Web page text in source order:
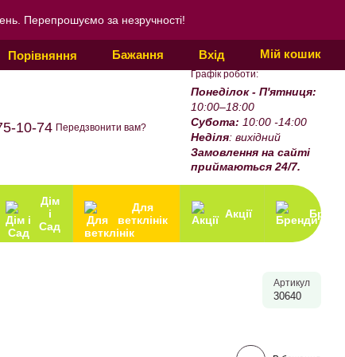
Перепрошуємо за незручності!
Порівняння Бажання Вхід Мій кошик
10-74 Передзвонити вам?
Графік роботи:
Понеділок - П'ятниця:
10:00–18:00
Субота: 10:00 -14:00
Неділя: вихідний
Замовлення на сайті
приймаються 24/7.
Дім
і
Сад
Для
ветклінік
Акції
Артикул
30640